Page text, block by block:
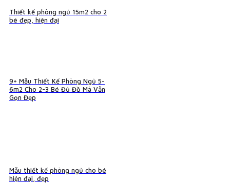
Thiết kế phòng ngủ 15m2 cho 2
bé đẹp, hiện đại
9+ Mẫu Thiết Kế Phòng Ngủ 5-
6m2 Cho 2-3 Bé Đủ Đồ Mà Vẫn
Gọn Đẹp
Mẫu thiết kế phòng ngủ cho bé
hiện đại, đẹp